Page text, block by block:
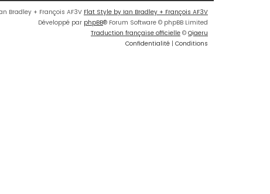
Bradley + François AF3V Flat Style by Ian Bradley + François AF3V
Développé par phpBB® Forum Software © phpBB Limited
Traduction française officielle © Qiaeru
Confidentialité | Conditions